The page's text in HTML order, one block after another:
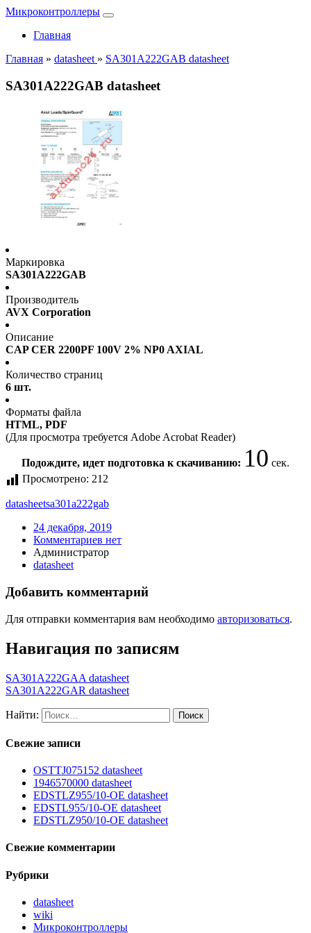
Микроконтроллеры
Главная
Главная » datasheet » SA301A222GAB datasheet
SA301A222GAB datasheet
Маркировка
SA301A222GAB
Производитель
AVX Corporation
Описание
CAP CER 2200PF 100V 2% NP0 AXIAL
Количество страниц
6 шт.
Форматы файла
HTML, PDF
(Для просмотра требуется Adobe Acrobat Reader)
Подождите, идет подготовка к скачиванию: 10 сек.
Просмотрено: 212
datasheetsa301a222gab
24 декабря, 2019
Комментариев нет
Администратор
datasheet
Добавить комментарий
Для отправки комментария вам необходимо авторизоваться.
Навигация по записям
SA301A222GAA datasheet
SA301A222GAR datasheet
Найти:
Свежие записи
OSTTJ075152 datasheet
1946570000 datasheet
EDSTLZ955/10-OE datasheet
EDSTL955/10-OE datasheet
EDSTLZ950/10-OE datasheet
Свежие комментарии
Рубрики
datasheet
wiki
Микроконтроллеры